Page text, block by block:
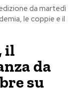
da martedì
le coppie e il
il
da
su